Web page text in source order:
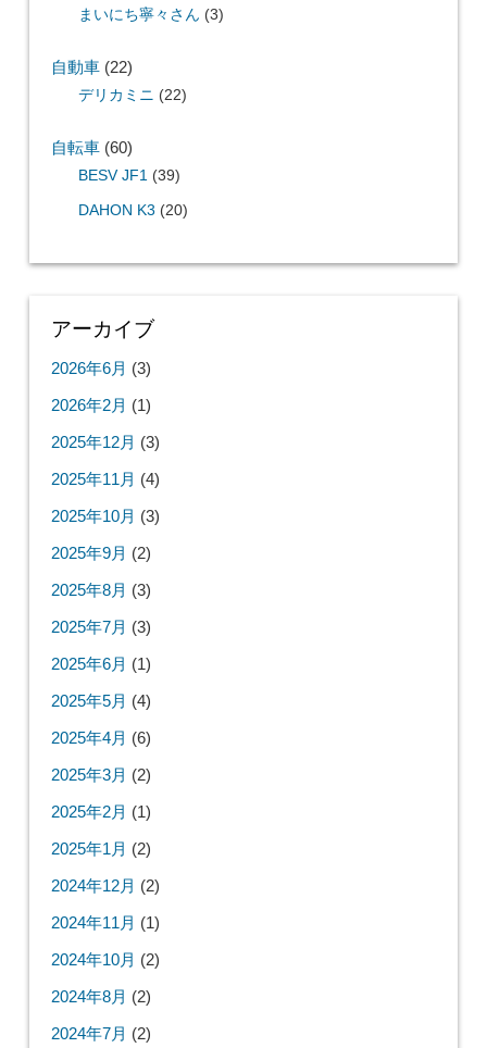
まいにち寧々さん (3)
自動車(22)
デリカミニ (22)
自転車(60)
BESV JF1(39)
DAHON K3 (20)
アーカイブ
2026年6月 (3)
2026年2月 (1)
2025年12月 (3)
2025年11月 (4)
2025年10月 (3)
2025年9月 (2)
2025年8月 (3)
2025年7月 (3)
2025年6月 (1)
2025年5月 (4)
2025年4月 (6)
2025年3月 (2)
2025年2月 (1)
2025年1月 (2)
2024年12月 (2)
2024年11月 (1)
2024年10月 (2)
2024年8月 (2)
2024年7月 (2)